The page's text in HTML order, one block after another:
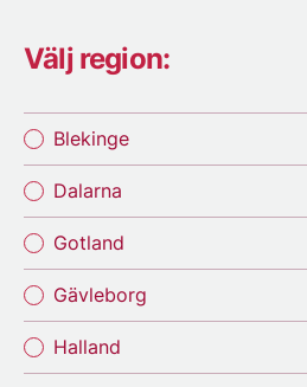
Välj region:
Blekinge
Dalarna
Gotland
Gävleborg
Halland